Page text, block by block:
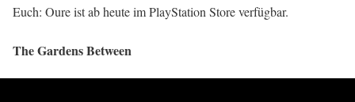
Euch: Oure ist ab heute im PlayStation Store verfügbar.
The Gardens Between